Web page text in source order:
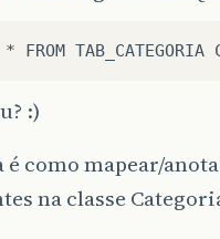
String toString
builder.append(
:)
é como mapear/
na classe